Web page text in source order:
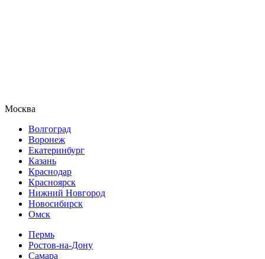
Москва
Волгоград
Воронеж
Екатеринбург
Казань
Краснодар
Красноярск
Нижний Новгород
Новосибирск
Омск
Пермь
Ростов-на-Дону
Самара